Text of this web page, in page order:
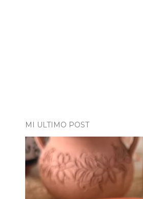
MI ULTIMO POST